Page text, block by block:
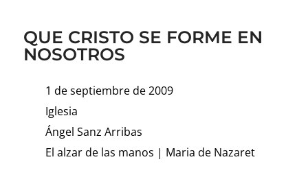
QUE CRISTO SE FORME EN
NOSOTROS
1 de septiembre de 2009
Iglesia
Ángel Sanz Arribas
El alzar de las manos | Maria de Nazaret